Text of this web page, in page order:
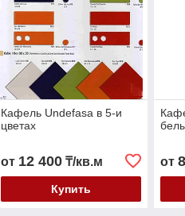
Кафель Undefasa в 5-и
цветах
от 12 400₸/кв.м
Купить
от